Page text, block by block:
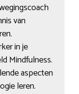
van
in je
Mindfulness.
aspecten
leren.